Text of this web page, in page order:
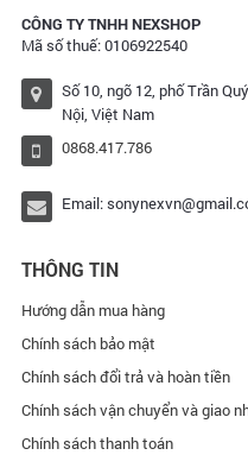
CÔNG TY TNHH NEXSHOP
Mã số thuế: 0106922540
Số 10, ngõ 12, phố Trần
Nội, Việt Nam
0868.417.786
Email:
THÔNG TIN
Hướng dẫn mua hàng
Chính sách bảo mật
Chính sách đổi trả và hoàn tiền
Chính sách vận chuyển và giao
Chính sách thanh toán